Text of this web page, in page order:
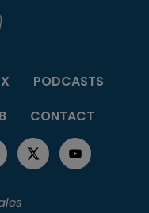
PODCASTS
CONTACT